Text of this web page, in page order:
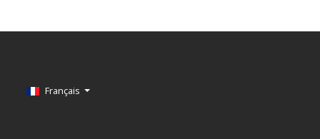
Sélectionnez votre langue
Français